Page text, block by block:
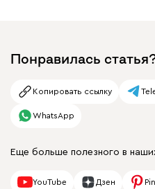
Понравилась
Копировать ссылку
WhatsApp
Еще больше полезного в
YouTube Дзен